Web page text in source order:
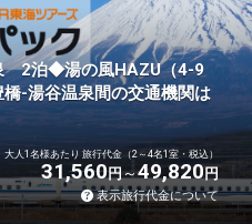
2泊◆湯の風HAZU（4-9
-湯谷温泉間の交通機関は
大人1名様あたり 旅行代金（2～4名1室・税込）
31,560円 49,820円
表示旅行代金について